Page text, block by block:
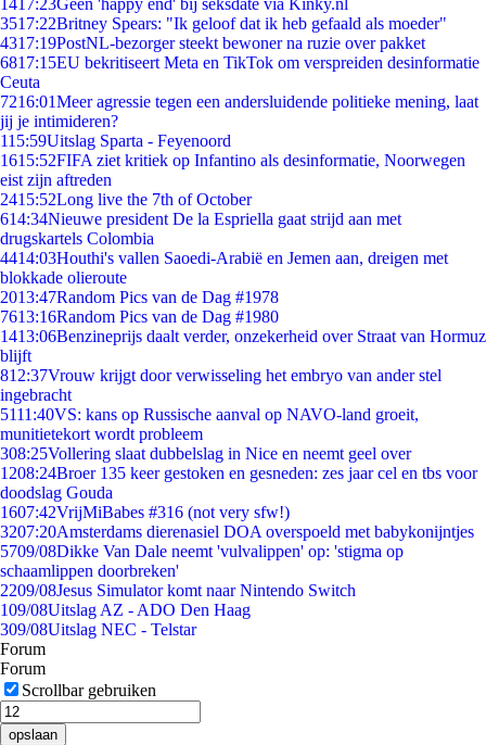
1417:23Geen 'happy end' bij seksdate via Kinky.nl
3517:22Britney Spears: "Ik geloof dat ik heb gefaald als moeder"
4317:19PostNL-bezorger steekt bewoner na ruzie over pakket
6817:15EU bekritiseert Meta en TikTok om verspreiden desinformatie
Ceuta
7216:01Meer agressie tegen een andersluidende politieke mening, laat
jij je intimideren?
115:59Uitslag Sparta - Feyenoord
1615:52FIFA ziet kritiek op Infantino als desinformatie, Noorwegen
eist zijn aftreden
2415:52Long live the 7th of October
614:34Nieuwe president De la Espriella gaat strijd aan met
drugskartels Colombia
4414:03Houthi's vallen Saoedi-Arabië en Jemen aan, dreigen met
blokkade olieroute
2013:47Random Pics van de Dag #1978
7613:16Random Pics van de Dag #1980
1413:06Benzineprijs daalt verder, onzekerheid over Straat van Hormuz
blijft
812:37Vrouw krijgt door verwisseling het embryo van ander stel
ingebracht
5111:40VS: kans op Russische aanval op NAVO-land groeit,
munitietekort wordt probleem
308:25Vollering slaat dubbelslag in Nice en neemt geel over
1208:24Broer 135 keer gestoken en gesneden: zes jaar cel en tbs voor
doodslag Gouda
1607:42VrijMiBabes #316 (not very sfw!)
3207:20Amsterdams dierenasiel DOA overspoeld met babykonijntjes
5709/08Dikke Van Dale neemt 'vulvalippen' op: 'stigma op
schaamlippen doorbreken'
2209/08Jesus Simulator komt naar Nintendo Switch
109/08Uitslag AZ - ADO Den Haag
309/08Uitslag NEC - Telstar
Forum
Forum
Scrollbar gebruiken
opslaan